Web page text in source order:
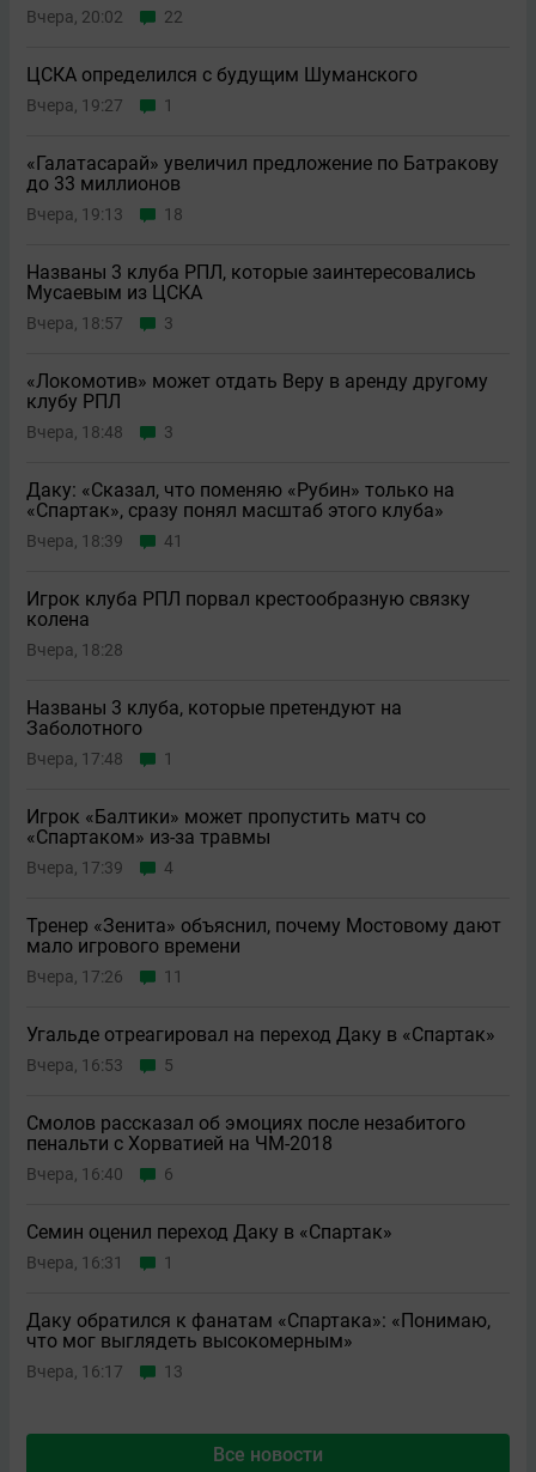
Вчера, 20:02 22
ЦСКА определился с будущим Шуманского
Вчера, 19:27 1
«Галатасарай» увеличил предложение по Батракову
до 33 миллионов
Вчера, 19:13 18
Названы 3 клуба РПЛ, которые заинтересовались
Мусаевым из ЦСКА
Вчера, 18:57 3
«Локомотив» может отдать Веру в аренду другому
клубу РПЛ
Вчера, 18:48 3
Даку: «Сказал, что поменяю «Рубин» только на
«Спартак», сразу понял масштаб этого клуба»
Вчера, 18:39 41
Игрок клуба РПЛ порвал крестообразную связку
колена
Вчера, 18:28
Названы 3 клуба, которые претендуют на
Заболотного
Вчера, 17:48 1
Игрок «Балтики» может пропустить матч со
«Спартаком» из-за травмы
Вчера, 17:39 4
Тренер «Зенита» объяснил, почему Мостовому дают
мало игрового времени
Вчера, 17:26 11
Угальде отреагировал на переход Даку в «Спартак»
Вчера, 16:53 5
Смолов рассказал об эмоциях после незабитого
пенальти с Хорватией на ЧМ-2018
Вчера, 16:40 6
Семин оценил переход Даку в «Спартак»
Вчера, 16:31 1
Даку обратился к фанатам «Спартака»: «Понимаю,
что мог выглядеть высокомерным»
Вчера, 16:17 13
Все новости